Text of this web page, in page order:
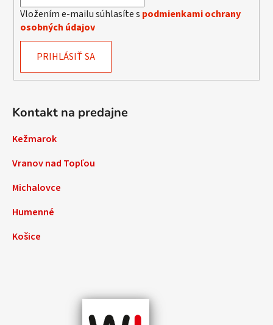
Vložením e-mailu súhlasíte s podmienkami ochrany
osobných údajov
PRIHLÁSIŤ SA
Kontakt na predajne
Kežmarok
Vranov nad Topľou
Michalovce
Humenné
Košice